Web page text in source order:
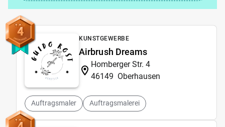
4 KUNSTGEWERBE
Airbrush Dreams
Homberger Str. 4
46149 Oberhausen
Auftragsmaler Auftragsmalerei